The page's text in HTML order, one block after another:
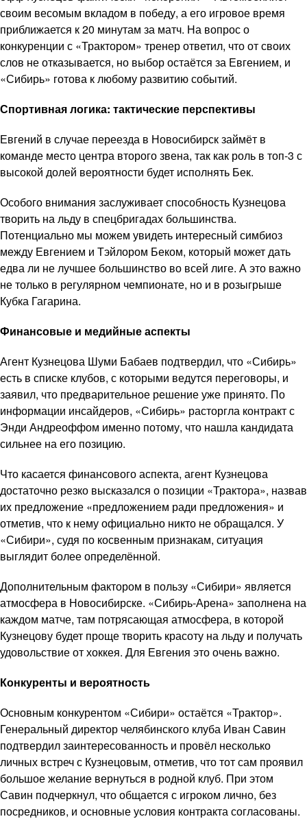
своим весомым вкладом в победу, а его игровое время
приближается к 20 минутам за матч. На вопрос о
конкуренции с «Трактором» тренер ответил, что от своих
слов не отказывается, но выбор остаётся за Евгением, и
«Сибирь» готова к любому развитию событий.
Спортивная логика: тактические перспективы
Евгений в случае переезда в Новосибирск займёт в
команде место центра второго звена, так как роль в топ-3 с
высокой долей вероятности будет исполнять Бек.
Особого внимания заслуживает способность Кузнецова
творить на льду в спецбригадах большинства.
Потенциально мы можем увидеть интересный симбиоз
между Евгением и Тэйлором Беком, который может дать
едва ли не лучшее большинство во всей лиге. А это важно
не только в регулярном чемпионате, но и в розыгрыше
Кубка Гагарина.
Финансовые и медийные аспекты
Агент Кузнецова Шуми Бабаев подтвердил, что «Сибирь»
есть в списке клубов, с которыми ведутся переговоры, и
заявил, что предварительное решение уже принято. По
информации инсайдеров, «Сибирь» расторгла контракт с
Энди Андреоффом именно потому, что нашла кандидата
сильнее на его позицию.
Что касается финансового аспекта, агент Кузнецова
достаточно резко высказался о позиции «Трактора», назвав
их предложение «предложением ради предложения» и
отметив, что к нему официально никто не обращался. У
«Сибири», судя по косвенным признакам, ситуация
выглядит более определённой.
Дополнительным фактором в пользу «Сибири» является
атмосфера в Новосибирске. «Сибирь-Арена» заполнена на
каждом матче, там потрясающая атмосфера, в которой
Кузнецову будет проще творить красоту на льду и получать
удовольствие от хоккея. Для Евгения это очень важно.
Конкуренты и вероятность
Основным конкурентом «Сибири» остаётся «Трактор».
Генеральный директор челябинского клуба Иван Савин
подтвердил заинтересованность и провёл несколько
личных встреч с Кузнецовым, отметив, что тот сам проявил
большое желание вернуться в родной клуб. При этом
Савин подчеркнул, что общается с игроком лично, без
посредников, и основные условия контракта согласованы.